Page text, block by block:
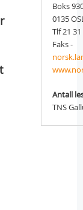
Boks
0135
Tlf 21
Faks -
Antall
TNS